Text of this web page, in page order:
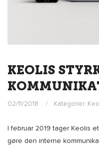
KEOLIS
02/11/2018 Kategorier:
I februar 2019 tager Keolis
gøre den interne